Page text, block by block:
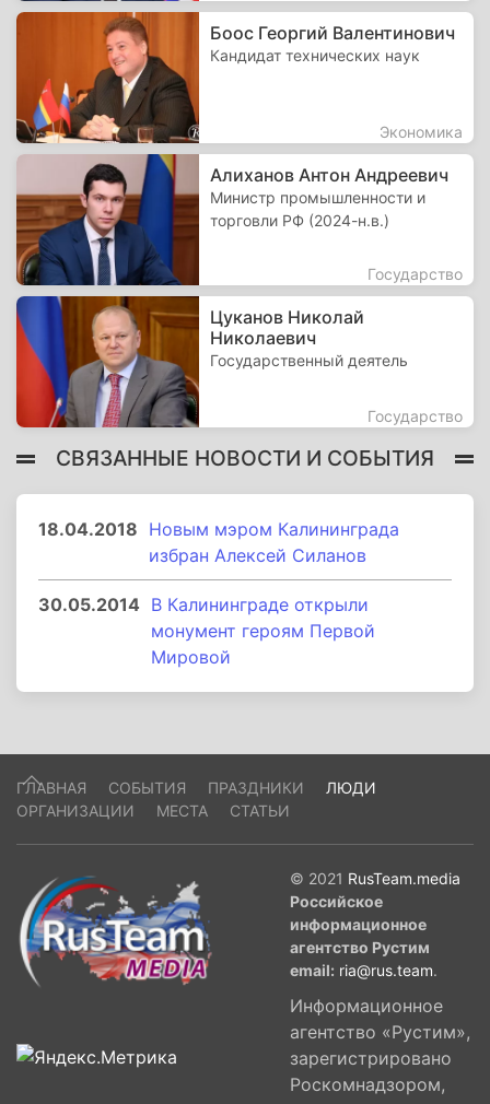
Боос Георгий Валентинович
Кандидат технических наук
Экономика
Алиханов Антон Андреевич
Министр промышленности и
торговли РФ (2024-н.в.)
Государство
Цуканов Николай
Николаевич
Государственный деятель
Государство
СВЯЗАННЫЕ НОВОСТИ И СОБЫТИЯ
18.04.2018 Новым мэром Калининграда
избран Алексей Силанов
30.05.2014 В Калининграде открыли
монумент героям Первой
Мировой
ГЛАВНАЯ СОБЫТИЯ ПРАЗДНИКИ
ЛЮДИ
ОРГАНИЗАЦИИ
МЕСТА СТАТЬИ
© 2021 RusTeam.media
Российское
информационное
агентство Рустим
email: ria@rus.team.
Информационное
агентство «Рустим»,
зарегистрировано
Роскомнадзором,